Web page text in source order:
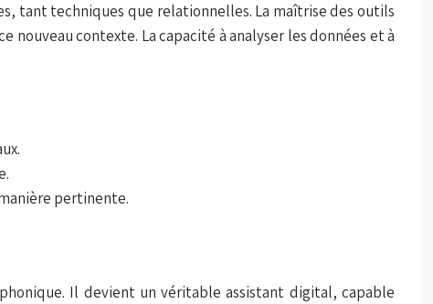
tant techniques que relationnelles. La maîtrise des outils
contexte. La capacité à analyser les données et à
pertinente.
Il devient un véritable assistant digital, capable